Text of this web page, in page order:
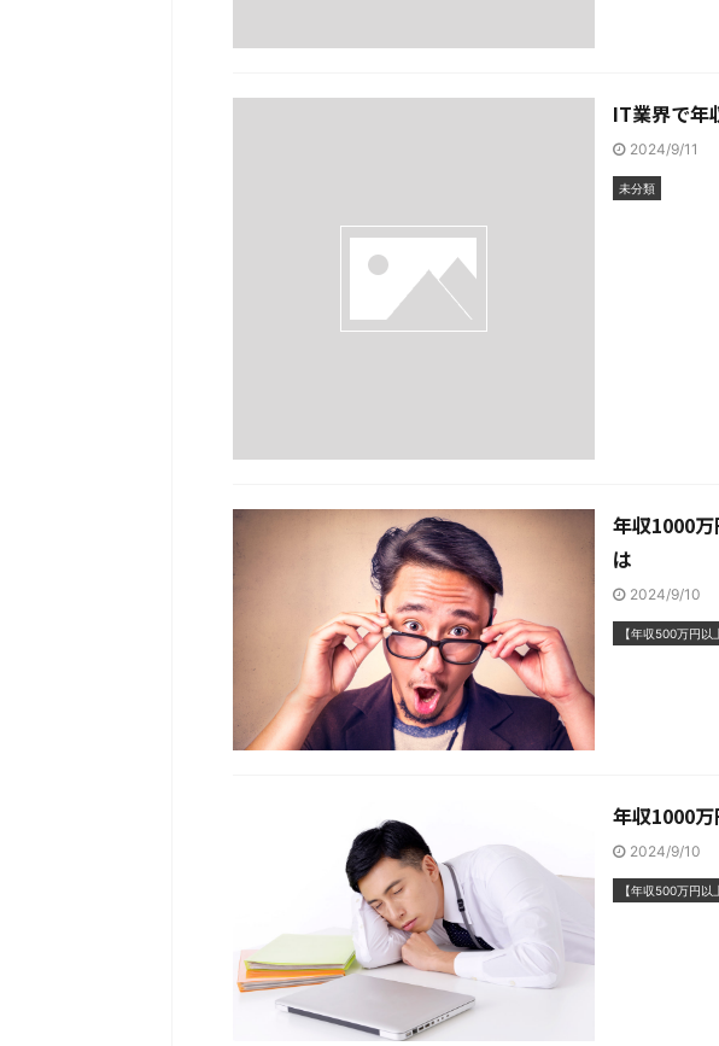
IT業界で年
2024/9/11
未分類
年収1000
は
2024/9/10
【年収500万円
年収1000
2024/9/10
【年収500万円